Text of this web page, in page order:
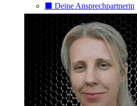
⬛️ Deine Ansprechpartnerin